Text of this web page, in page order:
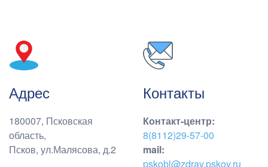
Адрес
180007, Псковская
область,
Псков, ул.Малясова, д.2
Контакты
Контакт-центр:
8(8112)29-57-00
mail:
pskobl@zdrav.pskov.ru